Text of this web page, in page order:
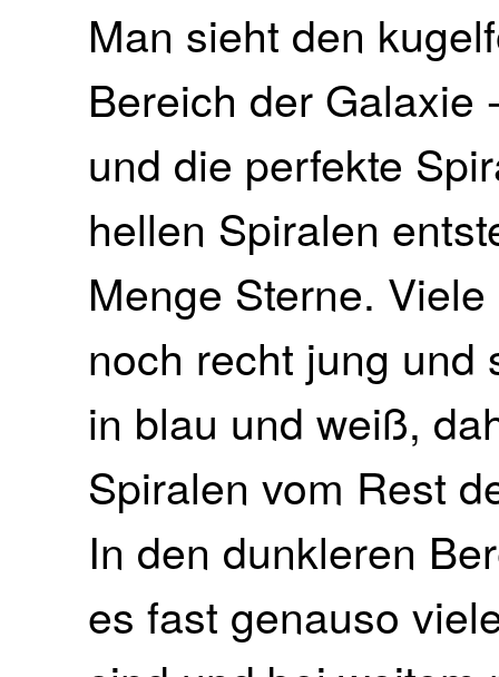
Man sieht den
Bereich der Galaxie
und die perfekte
hellen Spiralen
Menge Sterne.
noch recht jung und
in blau und weiß,
Spiralen vom Rest
In den dunkleren
es fast genauso